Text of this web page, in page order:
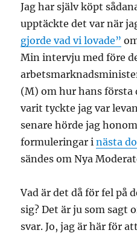
Jag har själv köpt
upptäckte det var när
gjorde vad vi lovade”
Min intervju med före
(M) om hur hans första
varit tyckte jag var
senare hörde jag
formuleringar inästa
sändes om Nya
Vad är det då för fel på
sig? Det är ju som sagt
svar. Jo, jag är här för